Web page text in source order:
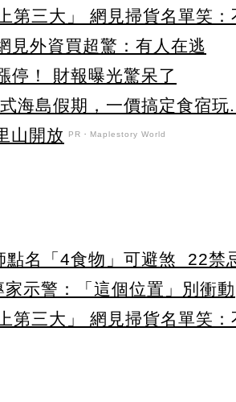
第三大」 網見掃貨名單笑：
見外資買超驚：有人在逃
停！ 財報曝光驚呆了
海島假期，一價搞定食宿玩
山開放 PR・Maplestory World
點名「4食物」可避煞 22禁
示警：「這個位置」別衝動
第三大」 網見掃貨名單笑：